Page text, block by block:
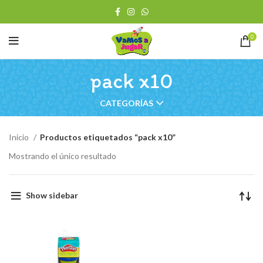
0
pack x10
CATEGORÍAS
Inicio
Productos etiquetados “pack x10”
Mostrando el único resultado
Show sidebar